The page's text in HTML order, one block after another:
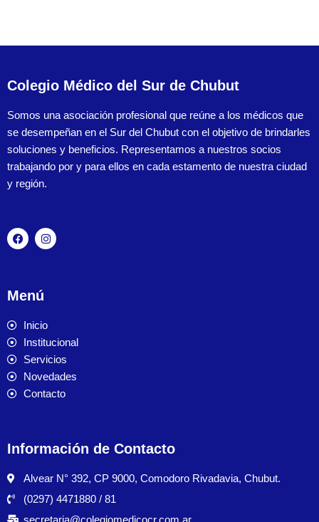
Colegio Médico del Sur de Chubut
Somos una asociación profesional que reúne a los médicos que
se desempeñan en el Sur del Chubut con el objetivo de brindarles
soluciones y beneficios. Representamos a nuestros socios
trabajando por y para ellos en cada estamento de nuestra ciudad
y región.
Menú
Inicio
Institucional
Servicios
Novedades
Contacto
Información de Contacto
Alvear N° 392, CP 9000, Comodoro Rivadavia, Chubut.
(0297) 4471880 / 81
secretaria@colegiomedicocr.com.ar